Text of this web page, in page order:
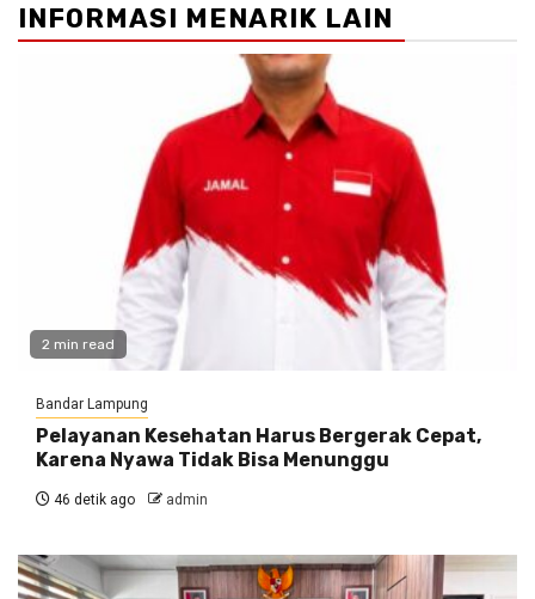
INFORMASI MENARIK LAIN
2 min read
Bandar Lampung
Pelayanan Kesehatan Harus Bergerak Cepat,
Karena Nyawa Tidak Bisa Menunggu
46 detik ago admin